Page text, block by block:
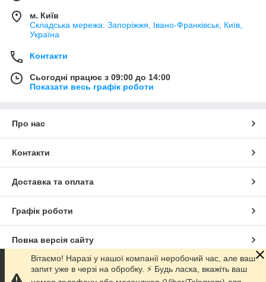
м. Київ
Складська мережа: Запоріжжя, Івано-Франківськ, Київ,
Україна
Контакти
Сьогодні працює з 09:00 до 14:00
Показати весь графік роботи
Про нас
Контакти
Доставка та оплата
Графік роботи
Повна версія сайту
Сайт створено на маркетплейсі Prom.ua
Вітаємо! Наразі у нашої компанії неробочий час, але ваш
запит уже в черзі на обробку. ⚡️ Будь ласка, вкажіть ваш